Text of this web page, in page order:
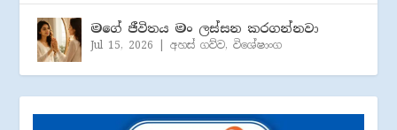
මගේ ජීවිතය මං ලස්සන කරගන්නවා
Jul 15, 2026 |අහස් ගව්ව,විශේෂාංග